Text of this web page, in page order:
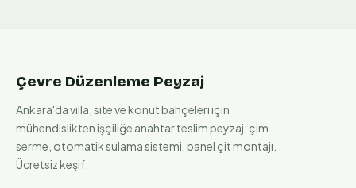
Çevre Düzenleme Peyzaj
Ankara'da villa, site ve konut bahçeleri için
mühendislikten işçiliğe anahtar teslim peyzaj: çim
serme, otomatik sulama sistemi, panel çit montajı.
Ücretsiz keşif.